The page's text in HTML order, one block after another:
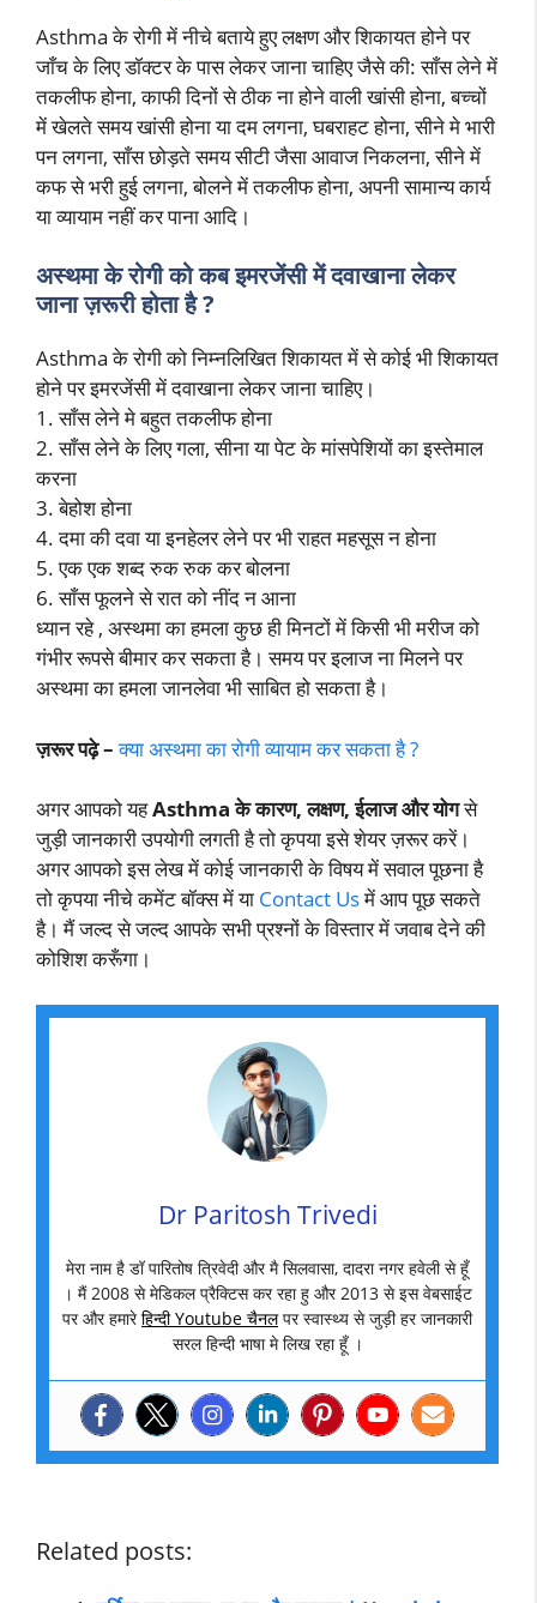
Asthma के रोगी में नीचे बताये हुए लक्षण और शिकायत होने पर
जाँच के लिए डॉक्टर के पास लेकर जाना चाहिए जैसे की: साँस लेने में
तकलीफ होना, काफी दिनों से ठीक ना होने वाली खांसी होना, बच्चों
में खेलते समय खांसी होना या दम लगना, घबराहट होना, सीने मे भारी
पन लगना, साँस छोड़ते समय सीटी जैसा आवाज निकलना, सीने में
कफ से भरी हुई लगना, बोलने में तकलीफ होना, अपनी सामान्य कार्य
या व्यायाम नहीं कर पाना आदि।
अस्थमा के रोगी को कब इमरजेंसी में दवाखाना लेकर
जाना ज़रूरी होता है ?
Asthma के रोगी को निम्नलिखित शिकायत में से कोई भी शिकायत
होने पर इमरजेंसी में दवाखाना लेकर जाना चाहिए।
1. साँस लेने मे बहुत तकलीफ होना
2. साँस लेने के लिए गला, सीना या पेट के मांसपेशियों का इस्तेमाल
करना
3. बेहोश होना
4. दमा की दवा या इनहेलर लेने पर भी राहत महसूस न होना
5. एक एक शब्द रुक रुक कर बोलना
6. साँस फूलने से रात को नींद न आना
ध्यान रहे , अस्थमा का हमला कुछ ही मिनटों में किसी भी मरीज को
गंभीर रूपसे बीमार कर सकता है। समय पर इलाज ना मिलने पर
अस्थमा का हमला जानलेवा भी साबित हो सकता है।
ज़रूर पढ़े –क्या अस्थमा का रोगी व्यायाम कर सकता है ?
अगर आपको यहAsthma के कारण, लक्षण, ईलाज और योगसे
जुड़ी जानकारी उपयोगी लगती है तो कृपया इसे शेयर ज़रूर करें।
अगर आपको इस लेख में कोई जानकारी के विषय में सवाल पूछना है
तो कृपया नीचे कमेंट बॉक्स में या Contact Usमें आप पूछ सकते
है। मैं जल्द से जल्द आपके सभी प्रश्नों के विस्तार में जवाब देने की
कोशिश करूँगा।
Dr Paritosh Trivedi
मेरा नाम है डॉ पारितोष त्रिवेदी और मै सिलवासा, दादरा नगर हवेली से हूँ
। मैं 2008 से मेडिकल प्रैक्टिस कर रहा हु और 2013 से इस वेबसाईट
पर और हमारेहिन्दी Youtube चैनलपर स्वास्थ्य से जुड़ी हर जानकारी
सरल हिन्दी भाषा मे लिख रहा हूँ ।
Related posts: